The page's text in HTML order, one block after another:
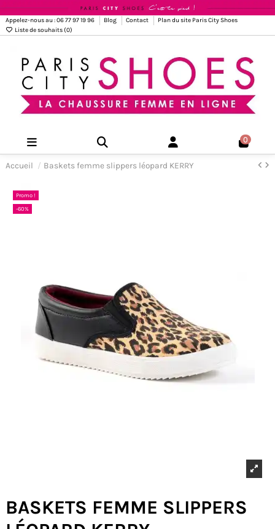
Appelez-nous au : 06 77 97 19 96 Blog Contact
Plan du site Paris City Shoes
Liste de souhaits (0)
0
Accueil Baskets femme slippers léopard KERRY
Promo !
-60%
BASKETS FEMME SLIPPERS